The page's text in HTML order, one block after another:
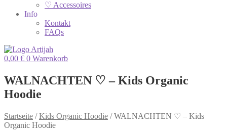
♡ Accessoires
Info
Kontakt
FAQs
0,00 € 0 Warenkorb
WALNACHTEN ♡ – Kids Organic
Hoodie
Startseite /Kids Organic Hoodie /WALNACHTEN ♡ – Kids
Organic Hoodie